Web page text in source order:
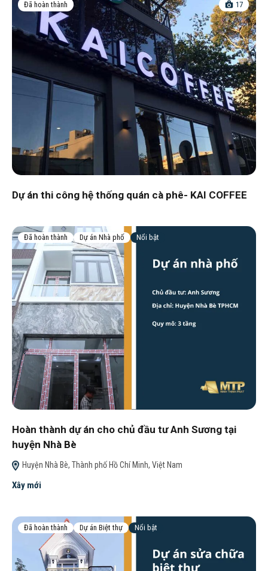
Đã hoàn thành 17
Dự án thi công hệ thống quán cà phê- KAI COFFEE
Đã hoàn thành Dự án Nhà phố Nổi bật
Hoàn thành dự án cho chủ đầu tư Anh Sương tại
huyện Nhà Bè
Huyện Nhà Bè, Thành phố Hồ Chí Minh, Việt Nam
Xây mới
Đã hoàn thành Dự án Biệt thự Nổi bật